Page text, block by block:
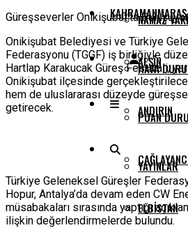
NAMAZ
HAVA
PUAN
YAYINLAR
KAHRAMANMARAŞ
AFŞIN
ANDIRIN
ELBISTAN
Güreşseverler Onikişubat’ta Buluşuyor
Onikişubat Belediyesi ve Türkiye
Federasyonu (TGGF) iş birliğiyle
Hartlap Karakucak Güreş Festivali,
Onikişubat ilçesinde
hem de uluslararası düzeyde
getirecek.
Türkiye Geleneksel Güreşler
Hopur, Antalya’da devam eden CW
müsabakaları sırasında yaptığı
ilişkin değerlendirmelerde bulundu.